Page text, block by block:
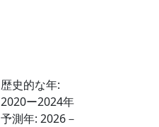
歴史的な年:
2020ー2024年
予測年: 2026－